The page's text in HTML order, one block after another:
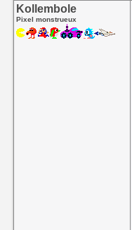
Kollembole
Pixel monstrueux